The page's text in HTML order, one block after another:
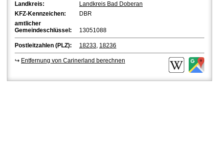
Landkreis:
Landkreis Bad Doberan
KFZ-Kennzeichen:
DBR
amtlicher
Gemeindeschlüssel:
13051088
Postleitzahlen (PLZ): 18233, 18236
↪ Entfernung von Carinerland berechnen